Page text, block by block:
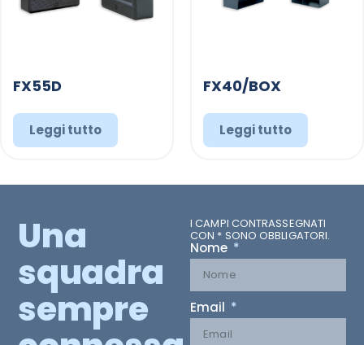
FX55D
Leggi tutto
FX40/BOX
Leggi tutto
Una
squadra
sempre
I CAMPI CONTRASSEGNATI
CON * SONO OBBLIGATORI.
Nome
Email